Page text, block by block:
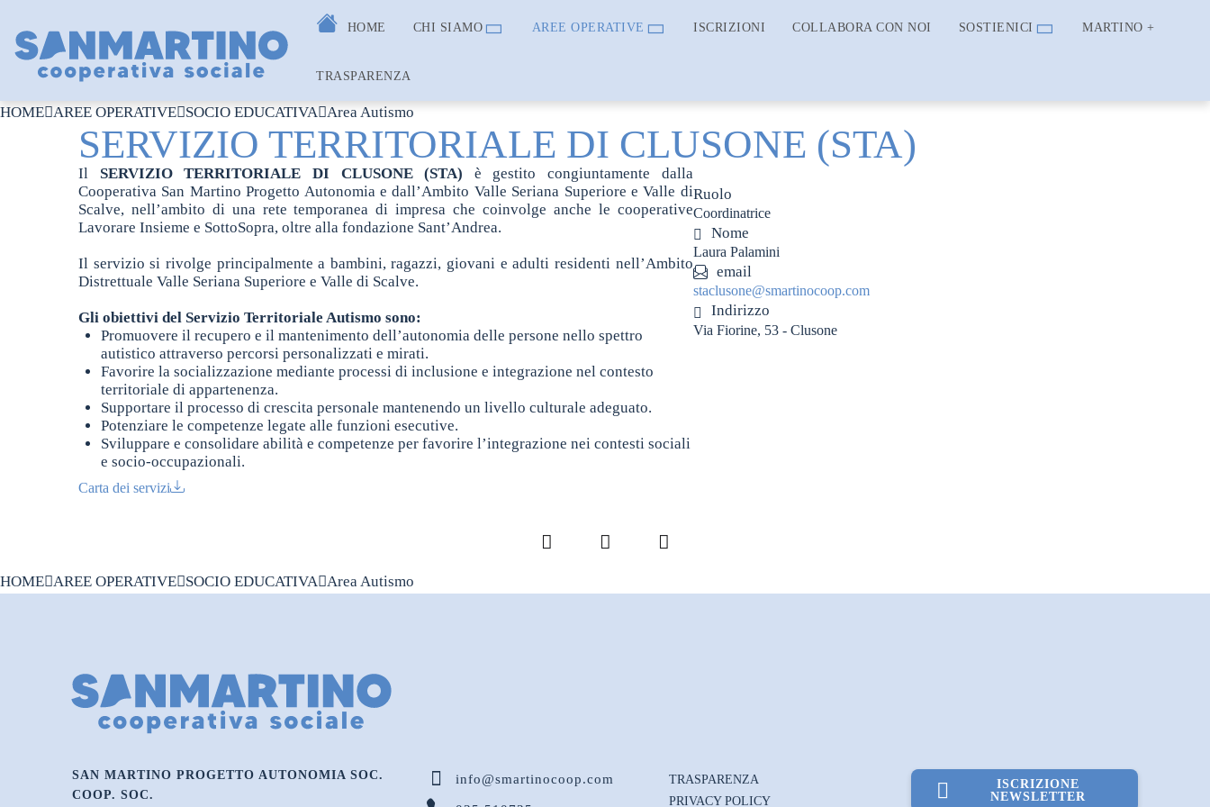
HOME CHI SIAMO AREE OPERATIVE ISCRIZIONI COLLABORA CON NOI SOSTIENICI MARTINO +
TRASPARENZA
HOME AREE OPERATIVE SOCIO EDUCATIVA Area Autismo
SERVIZIO TERRITORIALE DI CLUSONE (STA)
Il SERVIZIO TERRITORIALE DI CLUSONE (STA) è gestito congiuntamente dalla
Cooperativa San Martino Progetto Autonomia e dall’Ambito Valle Seriana Superiore e Valle di
Scalve, nell’ambito di una rete temporanea di impresa che coinvolge anche le cooperative
Lavorare Insieme e SottoSopra, oltre alla fondazione Sant’Andrea.
Il servizio si rivolge principalmente a bambini, ragazzi, giovani e adulti residenti nell’Ambito
Distrettuale Valle Seriana Superiore e Valle di Scalve.
Gli obiettivi del Servizio Territoriale Autismo sono:
Promuovere il recupero e il mantenimento dell’autonomia delle persone nello spettro
autistico attraverso percorsi personalizzati e mirati.
Favorire la socializzazione mediante processi di inclusione e integrazione nel contesto
territoriale di appartenenza.
Supportare il processo di crescita personale mantenendo un livello culturale adeguato.
Potenziare le competenze legate alle funzioni esecutive.
Sviluppare e consolidare abilità e competenze per favorire l’integrazione nei contesti sociali
e socio-occupazionali.
Carta dei servizi
Ruolo
Coordinatrice
Nome
Laura Palamini
email
staclusone@smartinocoop.com
Indirizzo
Via Fiorine, 53 - Clusone
Facebook LinkedIn
HOME AREE OPERATIVE SOCIO EDUCATIVA Area Autismo
SAN MARTINO PROGETTO AUTONOMIA SOC.
COOP. SOC.
info@smartinocoop.com
TRASPARENZA
PRIVACY POLICY
ISCRIZIONE
NEWSLETTER